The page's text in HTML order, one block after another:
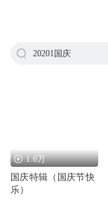
20201国庆
1.6万
国庆特辑（国庆节快
乐）